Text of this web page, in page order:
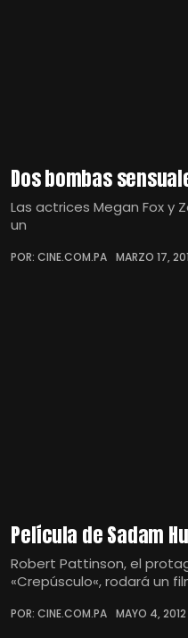
Dos bombas
Las actrices Megan Fox y
un
POR: CINE.COM.PA MARZO 17,
Película de Sadam
Robert Pattinson, el
«Crepúsculo«, rodará un
POR: CINE.COM.PA MAYO 4, 2012